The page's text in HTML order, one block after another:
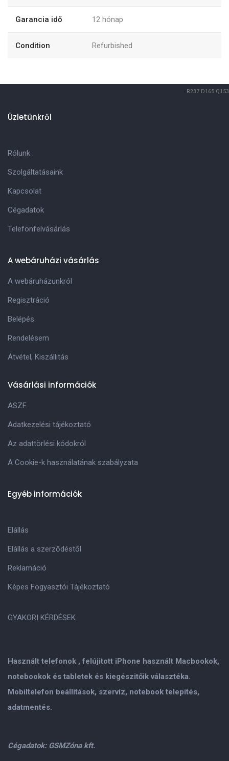
Garancia idő 12 hónap
Condition Refurbished
R237 D165 Q153
Használt telefonok , felújitott iPhone használt Macbookok,
notebookok és tabletek és kiegészitőik választéka.
Mobiltelefon beállitások, szervíz, notebook telepités,
adatmentés.
Cégadatok: GSMZóna kft.
Üzletünkről
Rólunk
Szolgáltatásaink
Kapcsolat
Cégadatok
Telefonfelvásárlás
A webáruházi vásárlás
A webáruházunkról
Regisztráció
Belépés
Rendelésem
Átvétel, Kiszállitás
Vásárlási információk
ASZF
Adatkezelési tájékoztató
Az adattörlési kódokról
A Cookie-k használatának szabályzata
Egyéb információk
Elállás
Elállás a szerződéstől
Reklamáció
Képes Fogyasztói Tájékoztató
GYAKORI KÉRDÉSEK